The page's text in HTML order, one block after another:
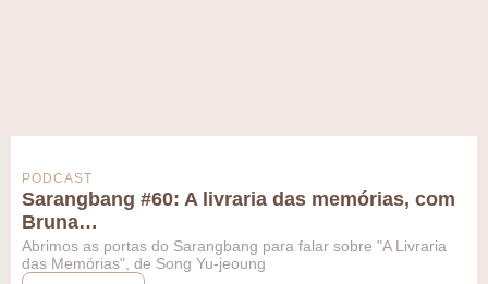
PODCAST
Sarangbang #60: A livraria das memórias, com
Bruna…
Abrimos as portas do Sarangbang para falar sobre "A Livraria
das Memórias", de Song Yu-jeoung